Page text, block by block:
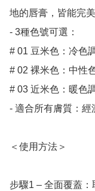
地的唇膏，皆能完
- 3種色號可選：
# 01 豆米色：冷色
# 02 裸米色：中性
# 03 近米色：暖色
- 適合所有膚質：經
＜使用方法＞
步驟1 – 全面覆蓋